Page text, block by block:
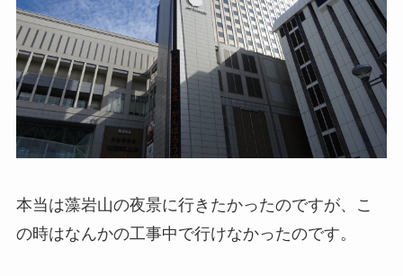
本当は藻岩山の夜景に行きたかったのですが、こ
の時はなんかの工事中で行けなかったのです。